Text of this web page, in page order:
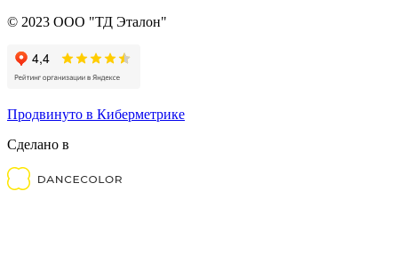
© 2023 ООО "ТД Эталон"
Продвинуто в Киберметрике
Сделано в